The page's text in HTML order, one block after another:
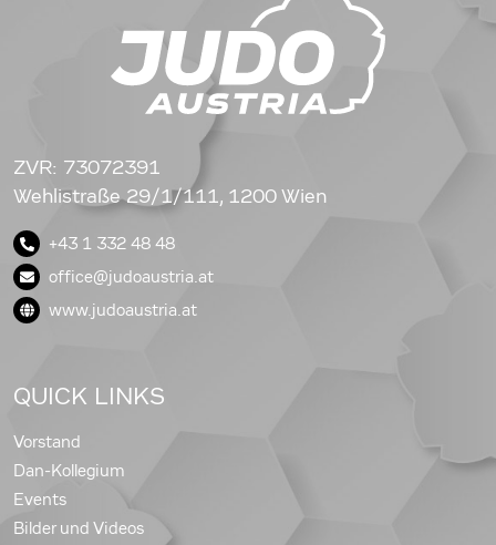
ZVR: 73072391
Wehlistraße 29/1/111, 1200 Wien
+43 1 332 48 48
office@judoaustria.at
www.judoaustria.at
QUICK LINKS
Vorstand
Dan-Kollegium
Events
Bilder und Videos